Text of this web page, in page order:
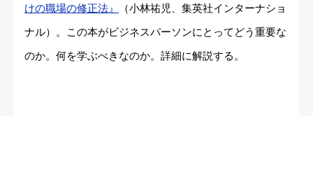
けの職場の修正法』
（小林祐児、集英社インターナショ
ナル）。この本がビジネスパーソンにとってどう重要な
のか。何を学ぶべきなのか。詳細に解説する。